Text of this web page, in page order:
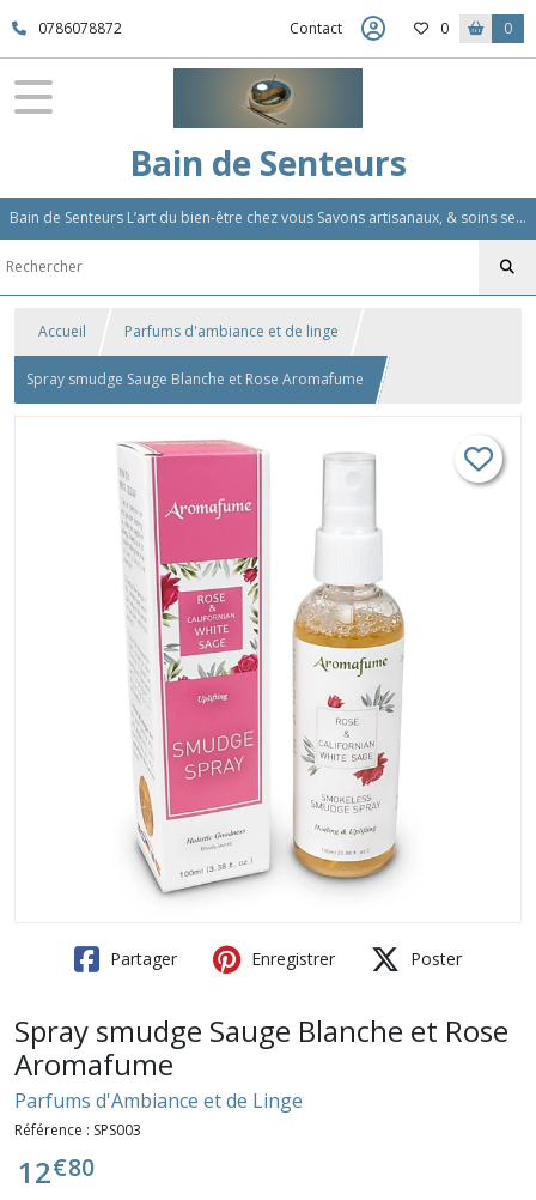
0786078872 Contact 0 0
Bain de Senteurs
Bain de Senteurs L’art du bien-être chez vous Savons artisanaux, & soins sensoriels, Aromathérapie et Parfums d'Ambiance,Soin Des Cheveux
Accueil Parfums d'ambiance et de linge
Spray smudge Sauge Blanche et Rose Aromafume
Partager Enregistrer Poster
Spray smudge Sauge Blanche et Rose
Aromafume
Parfums d'Ambiance et de Linge
Référence : SPS003
12€80